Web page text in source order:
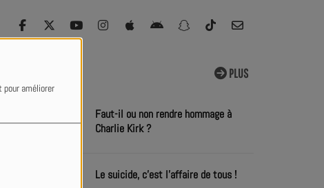
améliorer
PLUS
Faut-il ou non rendre hommage à
Charlie Kirk ?
Le suicide, c'est l'affaire de tous !